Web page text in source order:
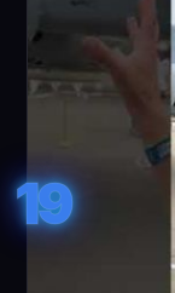
19